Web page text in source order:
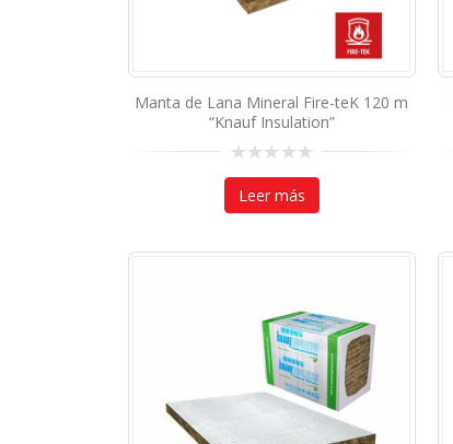
Manta de Lana Mineral Fire-teK 120 m
“Knauf Insulation”
outLeer más